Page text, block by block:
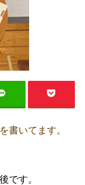
書いてます。
です。